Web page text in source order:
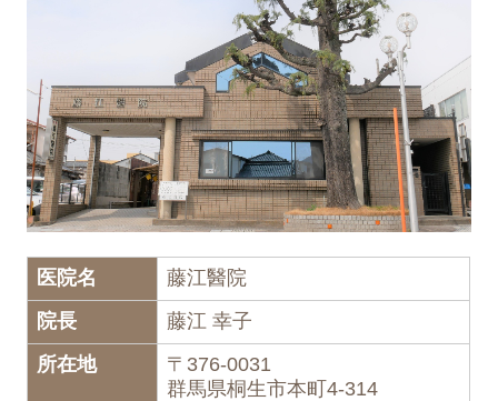
医院名
藤江醫院
院長
藤江 幸子
所在地
〒376-0031
群馬県桐生市本町4-314